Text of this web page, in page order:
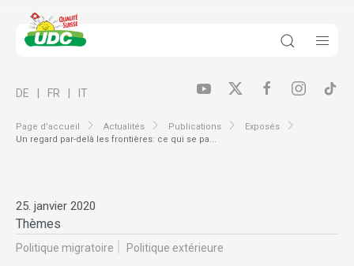
Page d’accueil Actualités Publications
Exposés
Un regard par-delà les frontières: ce qui se pa...
DE FR IT
25. janvier 2020
Thèmes
Politique migratoire Politique extérieure